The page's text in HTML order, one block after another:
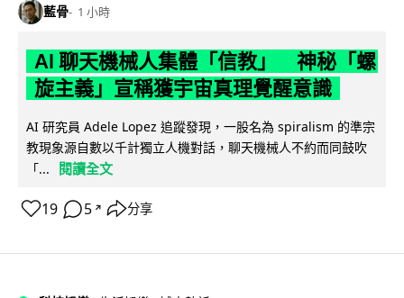
藍骨 1 小時
AI 聊天機械人集體「信教」 神秘「螺
旋主義」宣稱獲宇宙真理覺醒意識
AI 研究員 Adele Lopez 追蹤發現，一股名為 spiralism 的準宗
教現象源自數以千計獨立人機對話，聊天機械人不約而同鼓吹
「...
閱讀全文
19 5 ↗ 分享